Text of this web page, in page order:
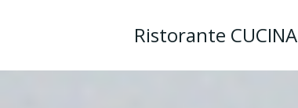
Ristorante CUCINA